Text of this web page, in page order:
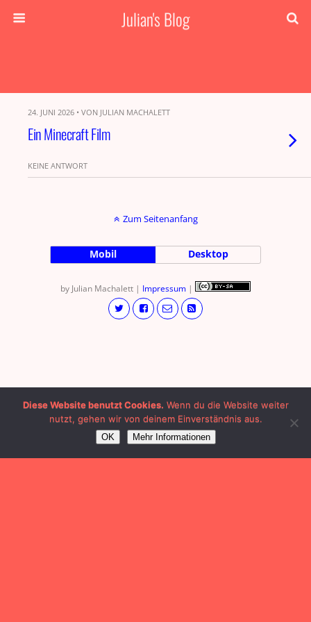
Julian's Blog
24. JUNI 2026 • VON JULIAN MACHALETT
Ein Minecraft Film
KEINE ANTWORT
Zum Seitenanfang
Mobil Desktop
by Julian Machalett | Impressum |
Diese Website benutzt Cookies. Wenn du die Website weiter
nutzt, gehen wir von deinem Einverständnis aus.
OK Mehr Informationen